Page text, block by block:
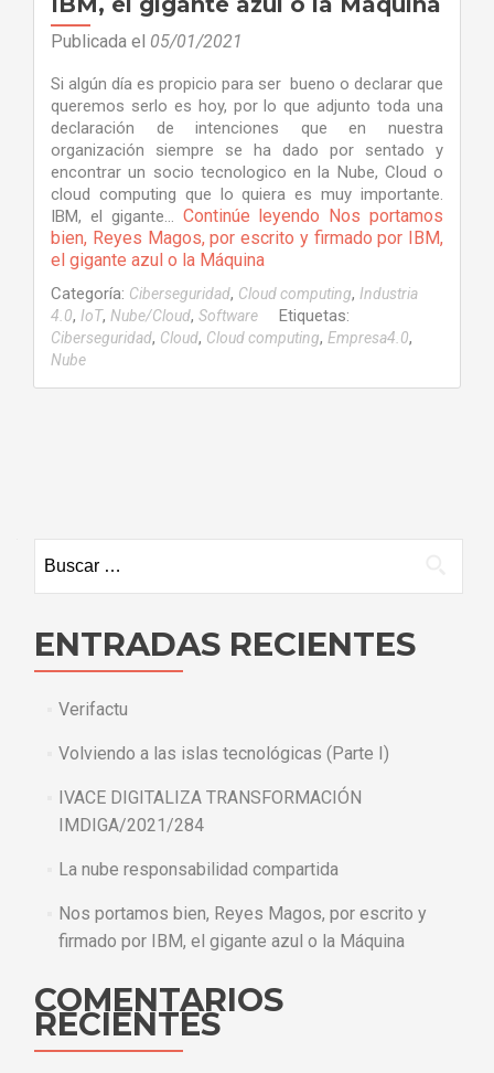
Publicada el 05/01/2021
Si algún día es propicio para ser bueno o declarar que
queremos serlo es hoy, por lo que adjunto toda una
declaración de intenciones que en nuestra
organización siempre se ha dado por sentado y
encontrar un socio tecnologico en la Nube, Cloud o
cloud computing que lo quiera es muy importante.
IBM, el gigante… Continúe leyendo Nos portamos
bien, Reyes Magos, por escrito y firmado por IBM,
el gigante azul o la Máquina
Categoría: Ciberseguridad, Cloud computing, Industria
4.0, IoT, Nube/Cloud, Software Etiquetas:
Ciberseguridad, Cloud, Cloud computing, Empresa4.0,
Nube
ENTRADAS RECIENTES
Verifactu
Volviendo a las islas tecnológicas (Parte I)
IVACE DIGITALIZA TRANSFORMACIÓN
IMDIGA/2021/284
La nube responsabilidad compartida
Nos portamos bien, Reyes Magos, por escrito y
firmado por IBM, el gigante azul o la Máquina
COMENTARIOS
RECIENTES